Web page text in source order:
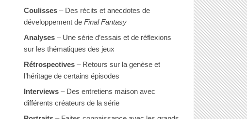
Coulisses– Des récits et anecdotes de
développement de Final Fantasy
Analyses– Une série d’essais et de réflexions
sur les thématiques des jeux
Rétrospectives– Retours sur la genèse et
l’héritage de certains épisodes
Interviews– Des entretiens maison avec
différents créateurs de la série